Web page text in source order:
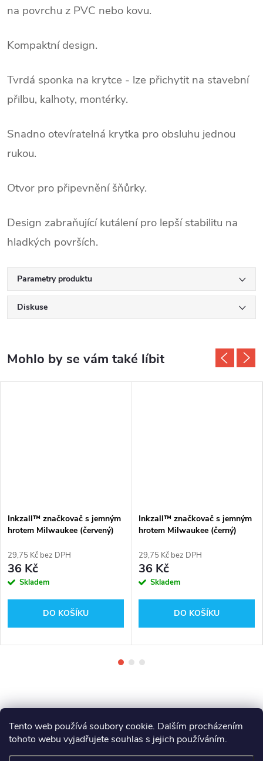
Tento web používá soubory cookie. Dalším procházením
tohoto webu vyjadřujete souhlas s jejich používáním.
na povrchu z PVC nebo kovu.
Kompaktní design.
Tvrdá sponka na krytce - lze přichytit na stavební
přilbu, kalhoty, montérky.
Snadno otevíratelná krytka pro obsluhu jednou
rukou.
Otvor pro připevnění šňůrky.
Design zabraňující kutálení pro lepší stabilitu na
hladkých površích.
Parametry produktu
Diskuse
Inkzall™ značkovač s jemným
hrotem Milwaukee (červený)
29,75 Kč bez DPH
36 Kč
Skladem
DO KOŠÍKU
Inkzall™ značkovač s jemným
hrotem Milwaukee (černý)
29,75 Kč bez DPH
36 Kč
Skladem
DO KOŠÍKU
Z